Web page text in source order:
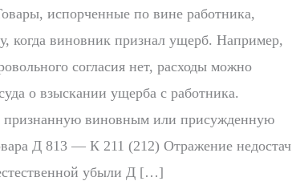
испорченные по вине работника,
когда виновник признал ущерб. Например,
согласия нет, расходы можно
о взыскании ущерба с работника.
признанную виновным или присужденную
Д 813 — К 211 (212) Отражение недостач
убыли Д […]